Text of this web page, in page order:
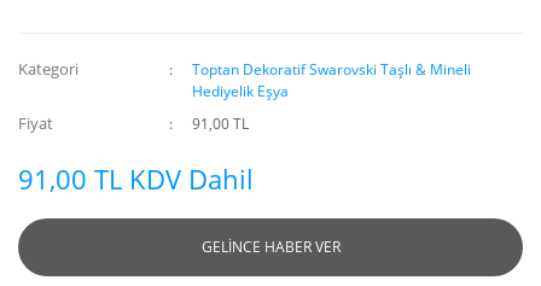
Kategori
Toptan Dekoratif Swarovski Taşlı & Mineli
Hediyelik Eşya
Fiyat 91,00 TL
91,00 TL KDV Dahil
GELİNCE HABER VER